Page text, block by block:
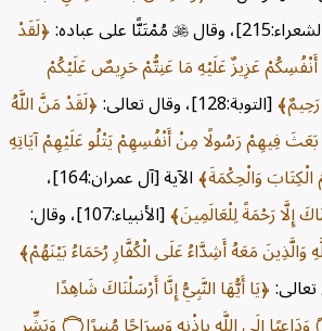
مُمْتَنًّا على عباده: لَقَدْ
عَزِيزٌ عَلَيْهِ مَا عَنِتُّمْ حَرِيصٌ عَلَيْكُمْ
[التوبة:128]، وقال تعالى:
لَقَدْ مَنَّ اللَّهُ
فِيهِمْ رَسُولًا مِنْ أَنْفُسِهِمْ يَتْلُو عَلَيْهِمْ آيَاتِهِ
وَالْحِكْمَةَ
الآية [آل عمران:164]،
رَحْمَةً لِلْعَالَمِينَ [الأنبياء:107]، وقال:
مَعَهُ أَشِدَّاءُ عَلَى الْكُفَّارِ رُحَمَاءُ بَيْنَهُمْ
يَا أَيُّهَا النَّبِيُّ إِنَّا أَرْسَلْنَاكَ شَاهِدًا